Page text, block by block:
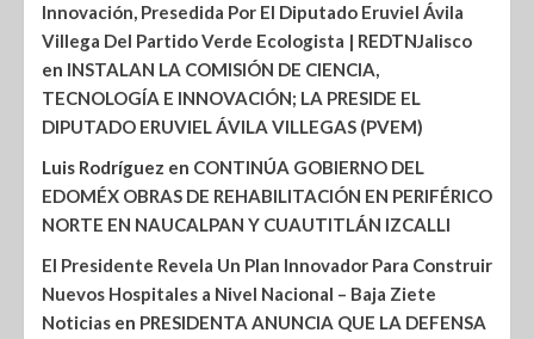
Innovación, Presedida Por El Diputado Eruviel Ávila
Villega Del Partido Verde Ecologista | REDTNJalisco
en INSTALAN LA COMISIÓN DE CIENCIA,
TECNOLOGÍA E INNOVACIÓN; LA PRESIDE EL
DIPUTADO ERUVIEL ÁVILA VILLEGAS (PVEM)
Luis Rodríguez en CONTINÚA GOBIERNO DEL
EDOMÉX OBRAS DE REHABILITACIÓN EN PERIFÉRICO
NORTE EN NAUCALPAN Y CUAUTITLÁN IZCALLI
El Presidente Revela Un Plan Innovador Para Construir
Nuevos Hospitales a Nivel Nacional – Baja Ziete
Noticias en PRESIDENTA ANUNCIA QUE LA DEFENSA